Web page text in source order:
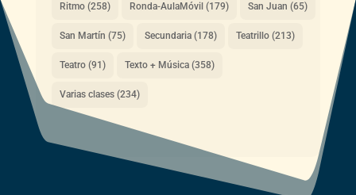
Ritmo(258) Ronda-AulaMóvil (179) San Juan (65)
San Martín (75) Secundaria(178) Teatrillo(213)
Teatro(91) Texto + Música(358)
Varias clases(234)